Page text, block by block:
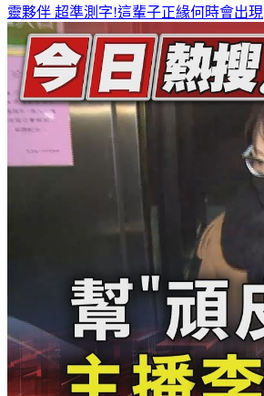
靈夥伴 超準測字!這輩子正緣何時會出現